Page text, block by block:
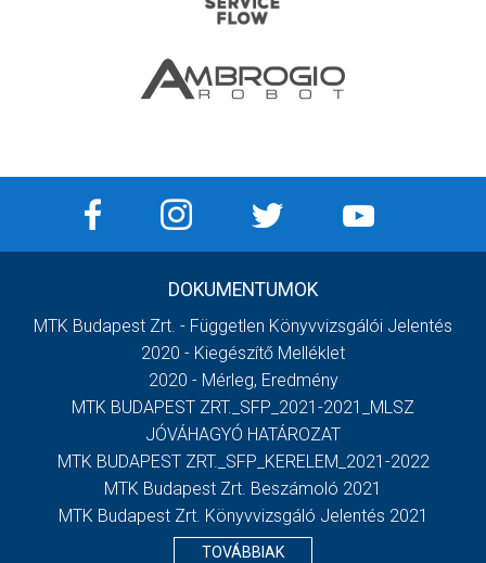
DOKUMENTUMOK
MTK Budapest Zrt. - Független Könyvvizsgálói Jelentés
2020 - Kiegészítő Melléklet
2020 - Mérleg, Eredmény
MTK BUDAPEST ZRT._SFP_2021-2021_MLSZ
JÓVÁHAGYÓ HATÁROZAT
MTK BUDAPEST ZRT._SFP_KERELEM_2021-2022
MTK Budapest Zrt. Beszámoló 2021
MTK Budapest Zrt. Könyvvizsgáló Jelentés 2021
TOVÁBBIAK